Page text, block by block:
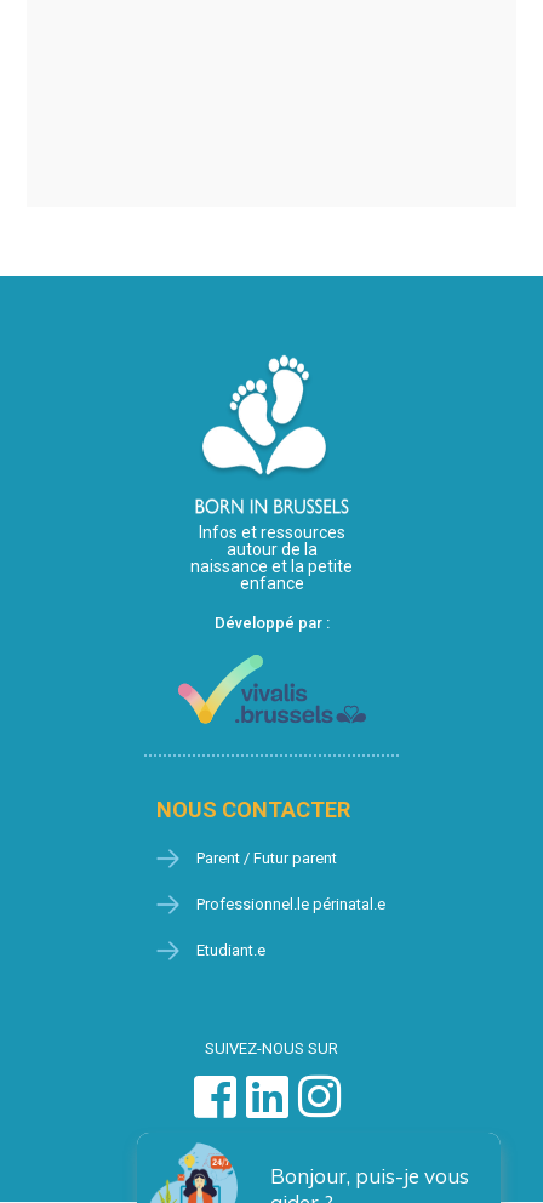
Infos et ressources
autour de la
naissance et la petite
enfance
Développé par :
NOUS CONTACTER
Parent / Futur parent
Professionnel.le périnatal.e
Etudiant.e
SUIVEZ-NOUS SUR
Bonjour, puis-je vous